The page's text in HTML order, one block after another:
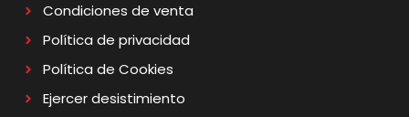
Condiciones de venta
Política de privacidad
Política de Cookies
Ejercer desistimiento